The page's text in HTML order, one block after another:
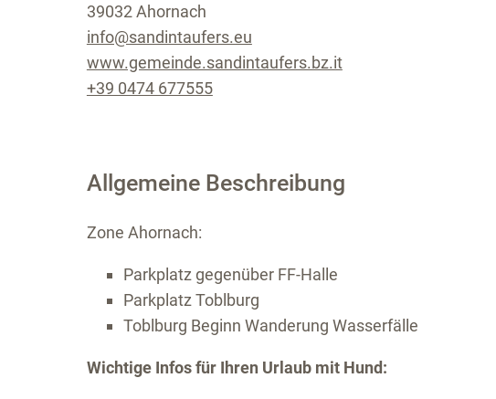
39032 Ahornach
info@sandintaufers.eu
www.gemeinde.sandintaufers.bz.it
+39 0474 677555
Allgemeine Beschreibung
Zone Ahornach:
Parkplatz gegenüber FF-Halle
Parkplatz Toblburg
Toblburg Beginn Wanderung Wasserfälle
Wichtige Infos für Ihren Urlaub mit Hund: